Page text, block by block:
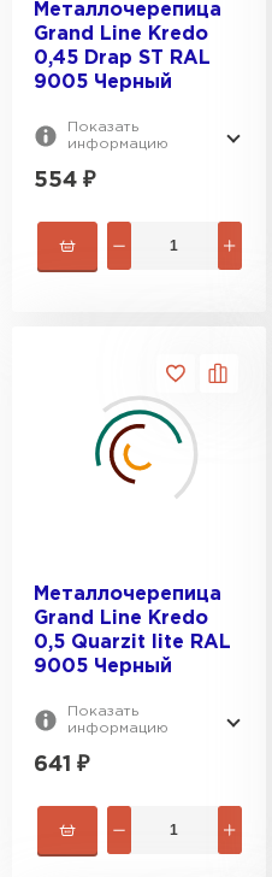
Металлочерепица
Grand Line Kredo
0,45 Drap ST RAL
9005 Черный
Показать
информацию
554 ₽
Металлочерепица
Grand Line Kredo
0,5 Quarzit lite RAL
9005 Черный
Показать
информацию
641 ₽